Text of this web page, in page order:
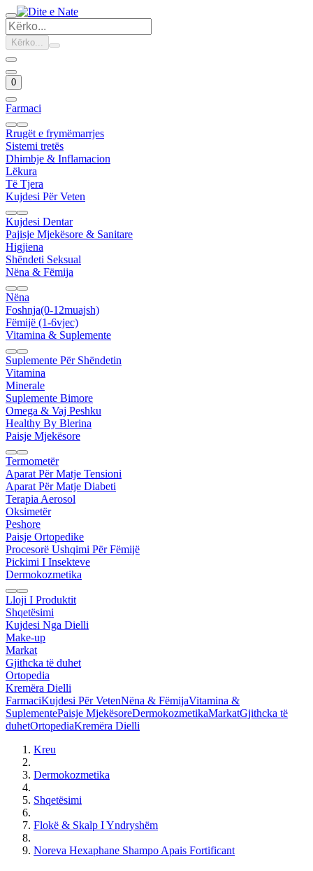
Kërko...
0
Farmaci
Rrugët e frymëmarrjes
Sistemi tretës
Dhimbje & Inflamacion
Lëkura
Të Tjera
Kujdesi Për Veten
Kujdesi Dentar
Pajisje Mjekësore & Sanitare
Higjiena
Shëndeti Seksual
Nëna & Fëmija
Nëna
Foshnja(0-12muajsh)
Fëmijë (1-6vjec)
Vitamina & Suplemente
Suplemente Për Shëndetin
Vitamina
Minerale
Suplemente Bimore
Omega & Vaj Peshku
Healthy By Blerina
Paisje Mjekësore
Termometër
Aparat Për Matje Tensioni
Aparat Për Matje Diabeti
Terapia Aerosol
Oksimetër
Peshore
Paisje Ortopedike
Procesorë Ushqimi Për Fëmijë
Pickimi I Insekteve
Dermokozmetika
Lloji I Produktit
Shqetësimi
Kujdesi Nga Dielli
Make-up
Markat
Gjithcka të duhet
Ortopedia
Kremëra Dielli
FarmaciKujdesi Për VetenNëna & FëmijaVitamina &
SuplementePaisje MjekësoreDermokozmetikaMarkatGjithcka të
duhetOrtopediaKremëra Dielli
Kreu
Dermokozmetika
Shqetësimi
Flokë & Skalp I Yndryshëm
Noreva Hexaphane Shampo Apais Fortificant